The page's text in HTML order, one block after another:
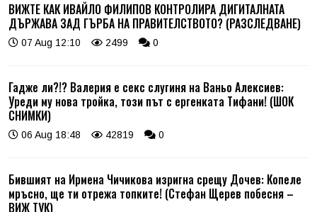
ВИЖТЕ КАК ИВАЙЛО ФИЛИПОВ КОНТРОЛИРА ДИГИТАЛНАТА
ДЪРЖАВА ЗАД ГЪРБА НА ПРАВИТЕЛСТВОТО? (РАЗСЛЕДВАНЕ)
07 Aug 12:10 2499 0
Гадже ли?!? Валерия е секс слугиня на Ваньо Алексиев:
Уреди му нова тройка, този път с ергенката Тифани! (ШОК
СНИМКИ)
06 Aug 18:48 42819 0
Бившият на Ирмена Чичикова изригна срещу Дочев: Копеле
мръсно, ще ти отрежа топките! (Стефан Щерев побесня –
ВИЖ ТУК)